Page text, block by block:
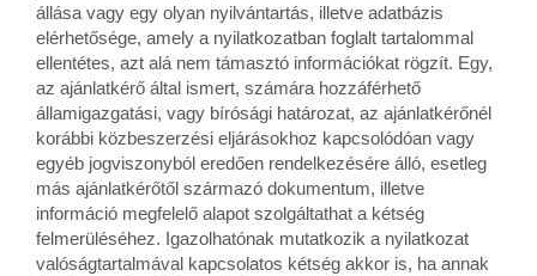
állása vagy egy olyan nyilvántartás, illetve adatbázis
elérhetősége, amely a nyilatkozatban foglalt tartalommal
ellentétes, azt alá nem támasztó információkat rögzít. Egy,
az ajánlatkérő által ismert, számára hozzáférhető
államigazgatási, vagy bírósági határozat, az ajánlatkérőnél
korábbi közbeszerzési eljárásokhoz kapcsolódóan vagy
egyéb jogviszonyból eredően rendelkezésére álló, esetleg
más ajánlatkérőtől származó dokumentum, illetve
információ megfelelő alapot szolgáltathat a kétség
felmerüléséhez. Igazolhatónak mutatkozik a nyilatkozat
valóságtartalmával kapcsolatos kétség akkor is, ha annak